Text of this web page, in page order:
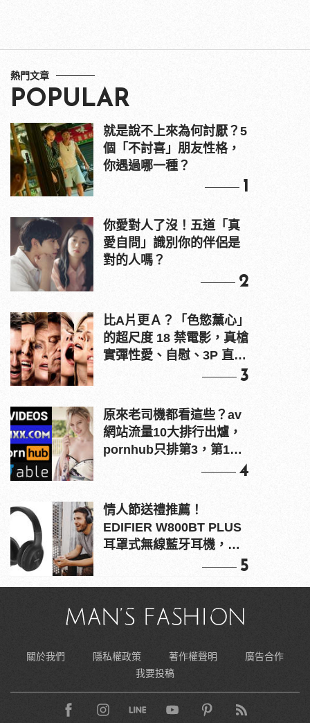
熱門文章
POPULAR
就是說不上來為何討厭？5
個「不討喜」朋友性格，
你遇過哪一種？
1
你愛對人了沒！五道「真
愛自問」識別你的伴侶是
對的人嗎？
2
比A片更Ａ？「色慾薰心」
的超尺度 18 禁電影，真槍
實彈性愛、自慰、3P 直接
3
原來老司機都看這些？av
網站流量10大排行出爐，
pornhub只排第3，第1名
4
情人節送禮推薦！
EDIFIER W800BT PLUS
耳罩式無線藍牙耳機，在
5
關於我們 隱私權政策 著作權聲明
廣告合作
我要投稿